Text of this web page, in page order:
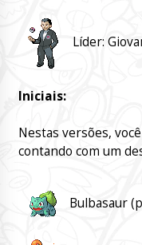
Líder:
Iniciais:
Nestas versões,
contando com um
Bulbasaur